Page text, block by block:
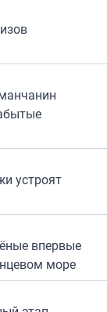
устроят
впервые
море